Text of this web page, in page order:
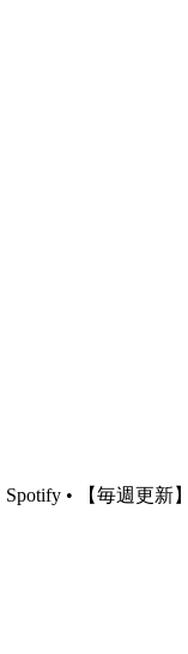
Spotify • 【毎週更新